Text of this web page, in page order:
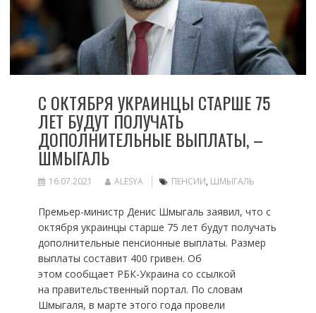
С ОКТЯБРЯ УКРАИНЦЫ СТАРШЕ 75
ЛЕТ БУДУТ ПОЛУЧАТЬ
ДОПОЛНИТЕЛЬНЫЕ ВЫПЛАТЫ, –
ШМЫГАЛЬ
16.07.2021 ALESYA ПЕНСИИ, ШМЫГАЛЬ
Премьер-министр Денис Шмыгаль заявил, что с
октября украинцы старше 75 лет будут получать
дополнительные пенсионные выплаты. Размер
выплаты составит 400 гривен. Об
этом сообщает РБК-Украина со ссылкой
на правительственный портал. По словам
Шмыгаля, в марте этого года провели